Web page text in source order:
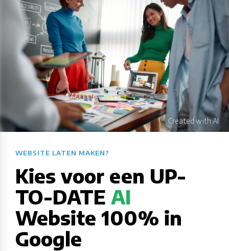
WEBSITE LATEN MAKEN?​​​​​​​​​​​​​​
Kies voor een UP-
TO-DATE AI
Website 100% in
Google